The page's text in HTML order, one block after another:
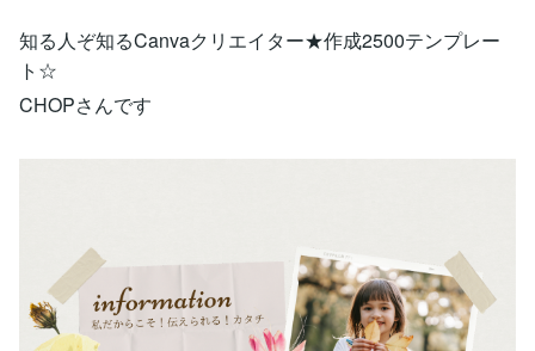
知る人ぞ知るCanvaクリエイター★作成2500テンプレー
ト☆
CHOPさんです